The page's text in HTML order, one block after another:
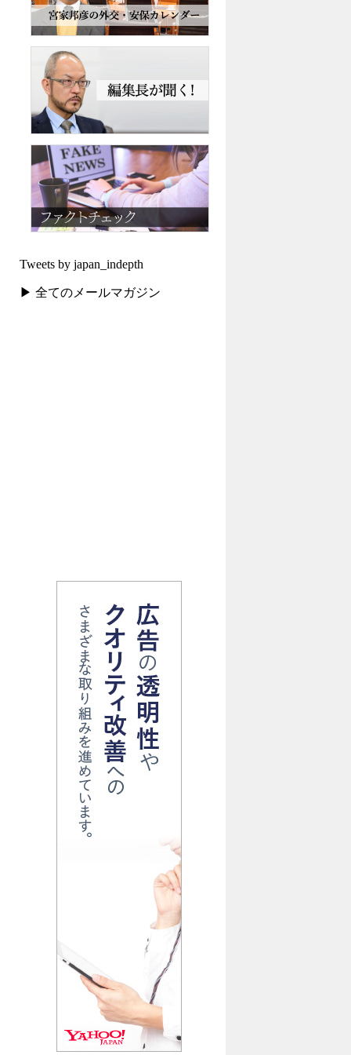
Tweets by japan_indepth
▶ 全てのメールマガジン